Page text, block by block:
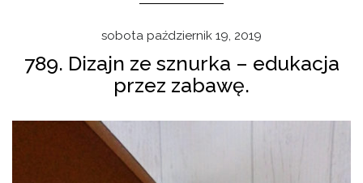
sobota październik 19, 2019
789. Dizajn ze sznurka – edukacja
przez zabawę.